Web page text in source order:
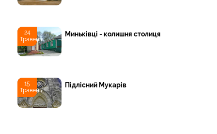
24
Травень
Миньківці - колишня столиця
15
Травень
Підлісний Мукарів